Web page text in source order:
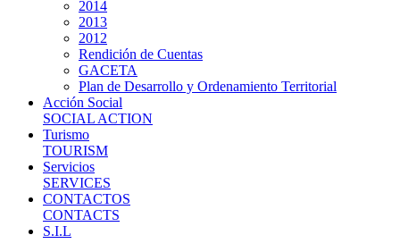
2014
2013
2012
Rendición de Cuentas
GACETA
Plan de Desarrollo y Ordenamiento Territorial
Acción Social
SOCIAL ACTION
Turismo
TOURISM
Servicios
SERVICES
CONTACTOS
CONTACTS
S.I.L